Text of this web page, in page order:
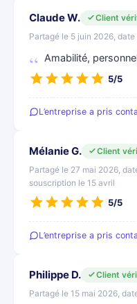
Claude W.
Client
Partagé le 5 juin 2026,
Amabilité,
5/5
L’entreprise a pris
Mélanie G.
Client
Partagé le 27 mai 2026,
souscription le 15 avril
5/5
L’entreprise a pris
Philippe D.
Client
Partagé le 15 mai 2026,